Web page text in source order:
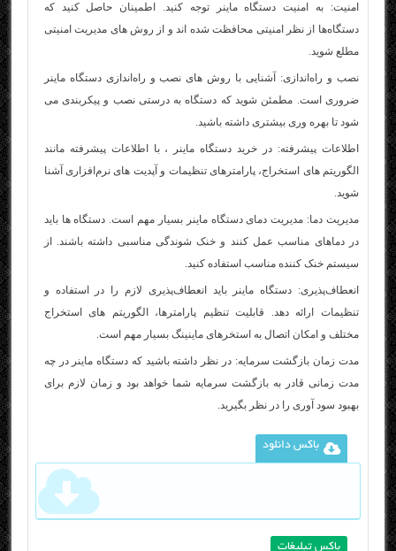
امنیت: به امنیت دستگاه ماینر توجه کنید. اطمینان حاصل کنید که
دستگاه‌ها از نظر امنیتی محافظت شده‌ اند و از روش‌ های مدیریت امنیتی
مطلع شوید.
نصب و راه‌اندازی: آشنایی با روش‌ های نصب و راه‌اندازی دستگاه ماینر
ضروری است. مطمئن شوید که دستگاه به درستی نصب و پیکربندی می‌
شود تا بهره‌ وری بیشتری داشته باشید.
اطلاعات پیشرفته: در خرید دستگاه ماینر ، با اطلاعات پیشرفته مانند
الگوریتم‌ های استخراج، پارامترهای تنظیمات و آپدیت‌ های نرم‌افزاری آشنا
شوید.
مدیریت دما: مدیریت دمای دستگاه ماینر بسیار مهم است. دستگاه‌ ها باید
در دماهای مناسب عمل کنند و خنک‌ شوندگی مناسبی داشته باشند. از
سیستم خنک کننده مناسب استفاده کنید.
انعطاف‌پذیری: دستگاه ماینر باید انعطاف‌پذیری لازم را در استفاده و
تنظیمات ارائه دهد. قابلیت تنظیم پارامترها، الگوریتم‌ های استخراج
مختلف و امکان اتصال به استخرهای ماینینگ بسیار مهم است.
مدت زمان بازگشت سرمایه: در نظر داشته باشید که دستگاه ماینر در چه
مدت زمانی قادر به بازگشت سرمایه شما خواهد بود و زمان لازم برای
بهبود سود آوری را در نظر بگیرید.
باکس دانلود
باکس تبلیغات